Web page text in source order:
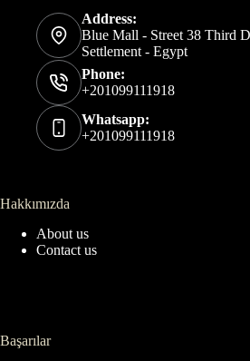
Address:
Blue Mall - Street 38 Third
Settlement - Egypt
Phone:
+201099111918
Whatsapp:
+201099111918
Hakkımızda
About us
Contact us
Başarılar